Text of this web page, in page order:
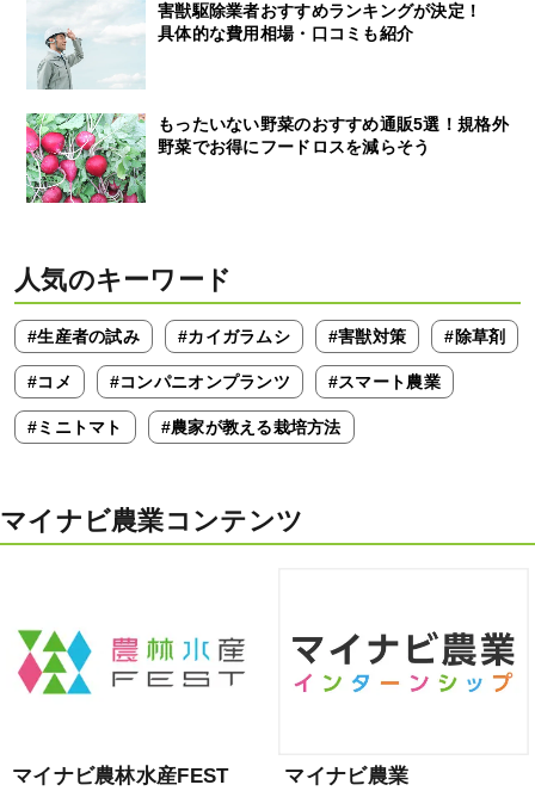
害獣駆除業者おすすめランキングが決定！
具体的な費用相場・口コミも紹介
もったいない野菜のおすすめ通販5選！規格外
野菜でお得にフードロスを減らそう
人気のキーワード
#生産者の試み #カイガラムシ #害獣対策 #除草剤
#コメ #コンパニオンプランツ #スマート農業
#ミニトマト #農家が教える栽培方法
マイナビ農業コンテンツ
マイナビ農林水産FEST
マイナビ農業